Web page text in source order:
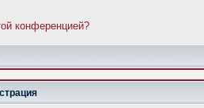
конференцией?